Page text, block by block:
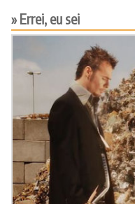
Errei, eu sei